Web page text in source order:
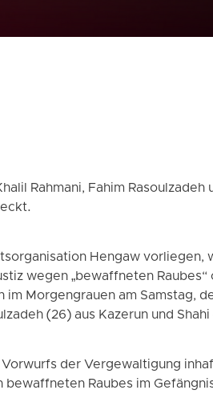
Rahmani, Fahim Rasoulzadeh
Hengaw vorliegen,
wegen „bewaffneten Raubes“
Morgengrauen am Samstag,
(26) aus Kazerun und
der Vergewaltigung
Raubes im